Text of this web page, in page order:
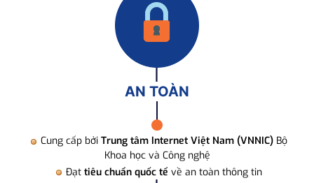
AN TOÀN
Cung cấp bởi Trung tâm Internet Việt Nam (VNNIC) Bộ
Khoa học và Công nghệ
Đạt tiêu chuẩn quốc tế về an toàn thông tin